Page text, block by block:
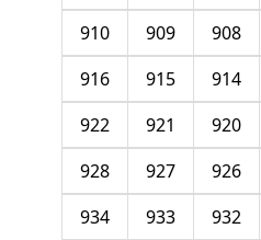
908
909
910
914
915
916
920
921
922
926
927
928
932
933
934